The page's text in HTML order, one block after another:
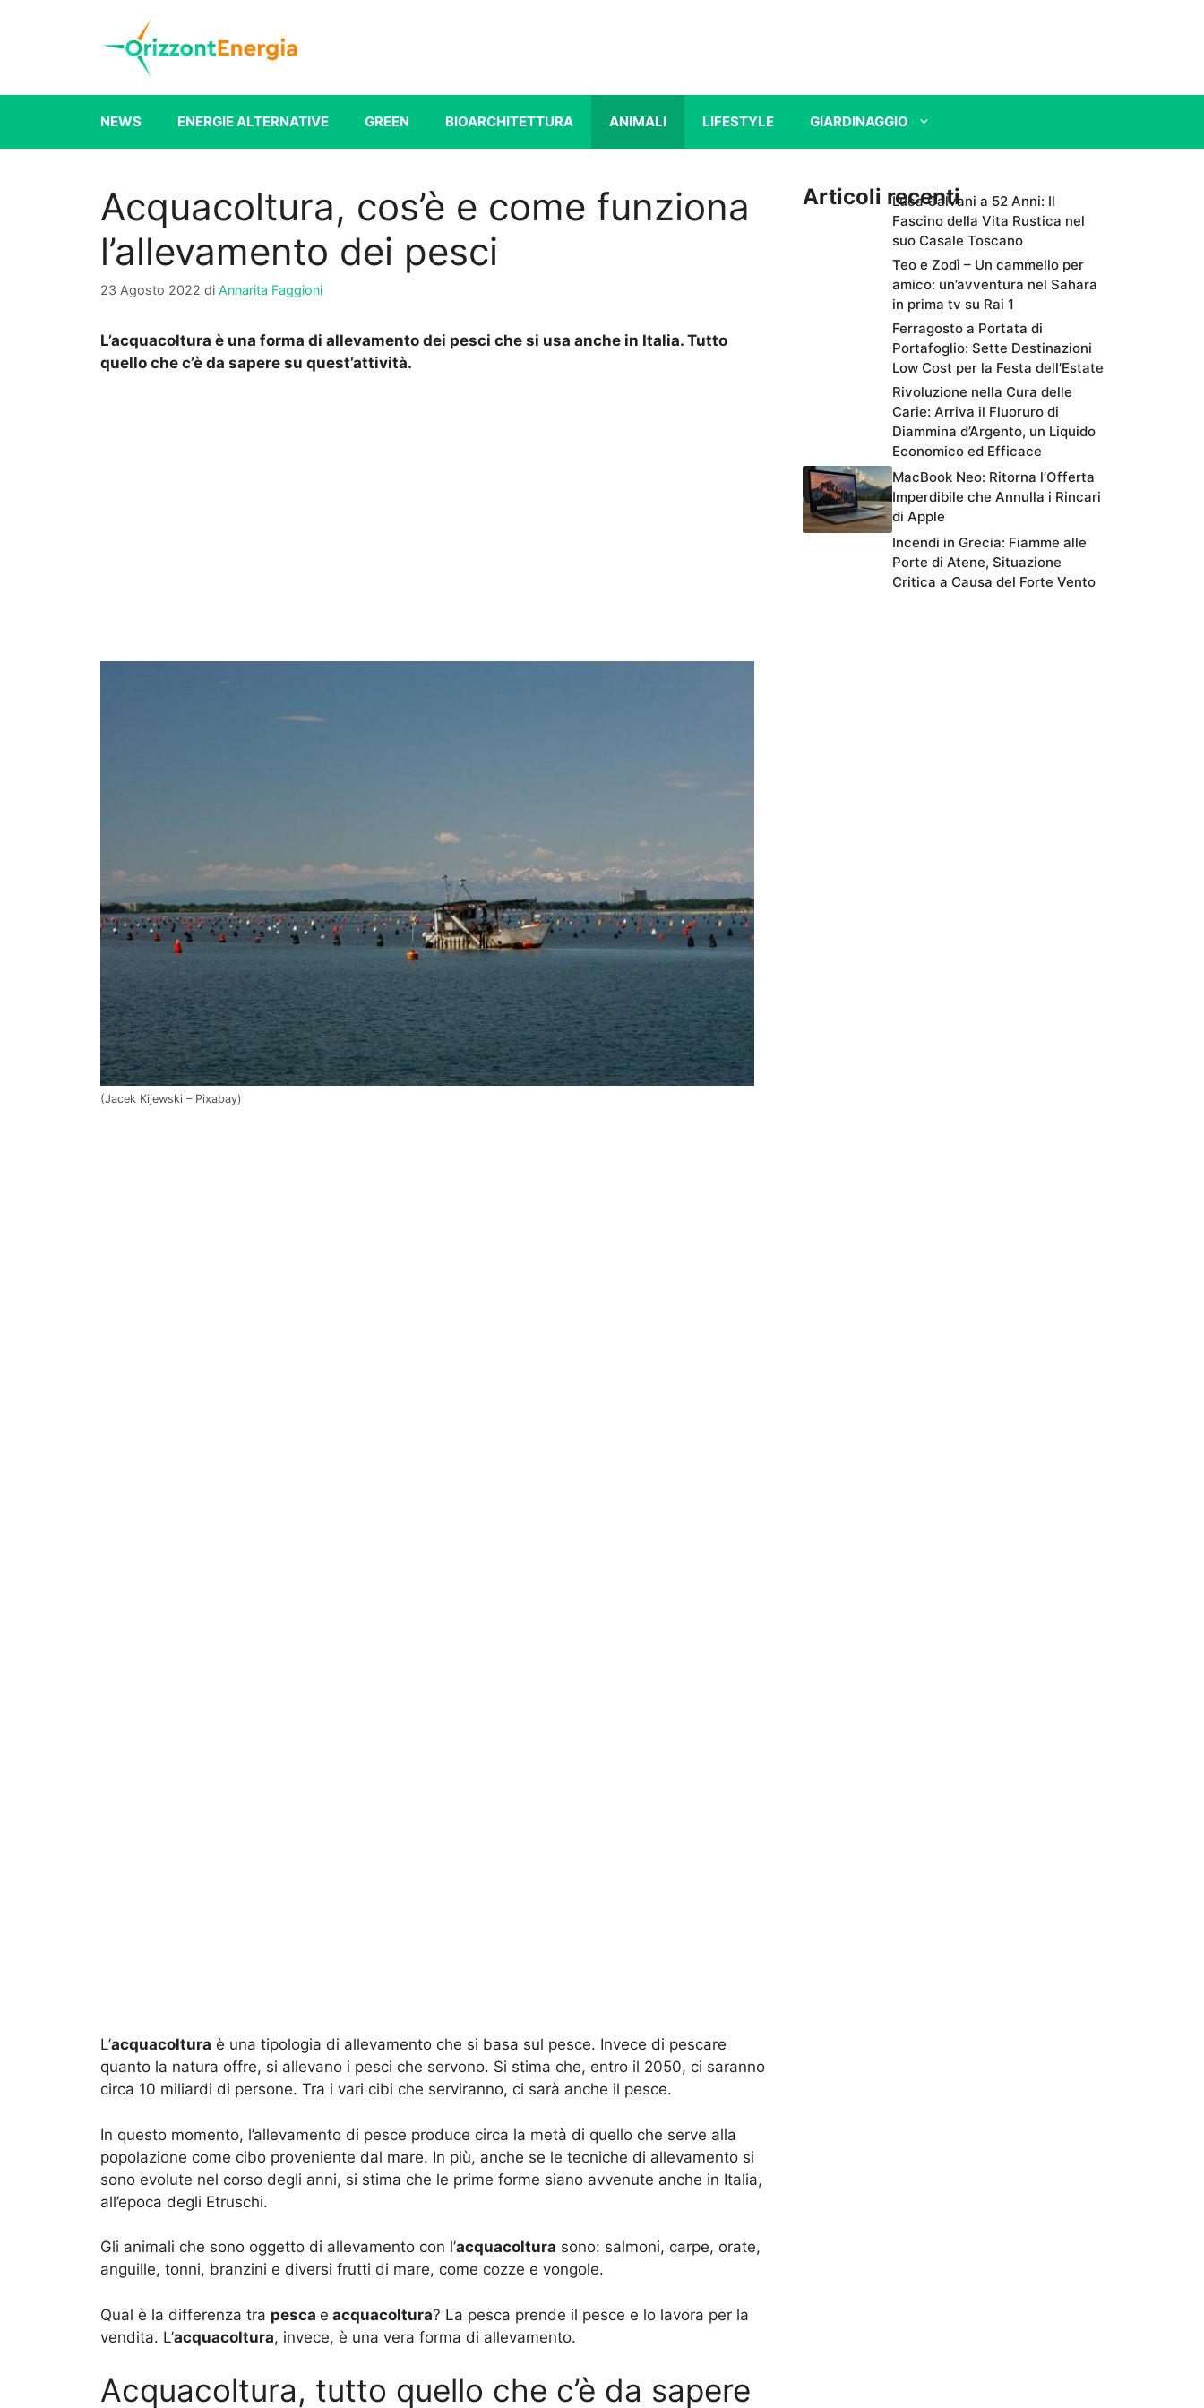
NEWS ENERGIE ALTERNATIVE GREEN BIOARCHITETTURA ANIMALI LIFESTYLE GIARDINAGGIO
Acquacoltura, cos’è e come funziona
l’allevamento dei pesci
23 Agosto 2022 di Annarita Faggioni
L’acquacoltura è una forma di allevamento dei pesci che si usa anche in Italia. Tutto
quello che c’è da sapere su quest’attività.
(Jacek Kijewski – Pixabay)
L’acquacoltura è una tipologia di allevamento che si basa sul pesce. Invece di pescare
quanto la natura offre, si allevano i pesci che servono. Si stima che, entro il 2050, ci saranno
circa 10 miliardi di persone. Tra i vari cibi che serviranno, ci sarà anche il pesce.
In questo momento, l’allevamento di pesce produce circa la metà di quello che serve alla
popolazione come cibo proveniente dal mare. In più, anche se le tecniche di allevamento si
sono evolute nel corso degli anni, si stima che le prime forme siano avvenute anche in Italia,
all’epoca degli Etruschi.
Gli animali che sono oggetto di allevamento con l’acquacoltura sono: salmoni, carpe, orate,
anguille, tonni, branzini e diversi frutti di mare, come cozze e vongole.
Qual è la differenza tra pesca e acquacoltura? La pesca prende il pesce e lo lavora per la
vendita. L’acquacoltura, invece, è una vera forma di allevamento.
Acquacoltura, tutto quello che c’è da sapere
Articoli recentiLuca Calvani a 52 Anni: Il
Fascino della Vita Rustica nel
suo Casale Toscano
Teo e Zodì – Un cammello per
amico: un’avventura nel Sahara
in prima tv su Rai 1
Ferragosto a Portata di
Portafoglio: Sette Destinazioni
Low Cost per la Festa dell’Estate
Rivoluzione nella Cura delle
Carie: Arriva il Fluoruro di
Diammina d’Argento, un Liquido
Economico ed Efficace
MacBook Neo: Ritorna l’Offerta
Imperdibile che Annulla i Rincari
di Apple
Incendi in Grecia: Fiamme alle
Porte di Atene, Situazione
Critica a Causa del Forte Vento